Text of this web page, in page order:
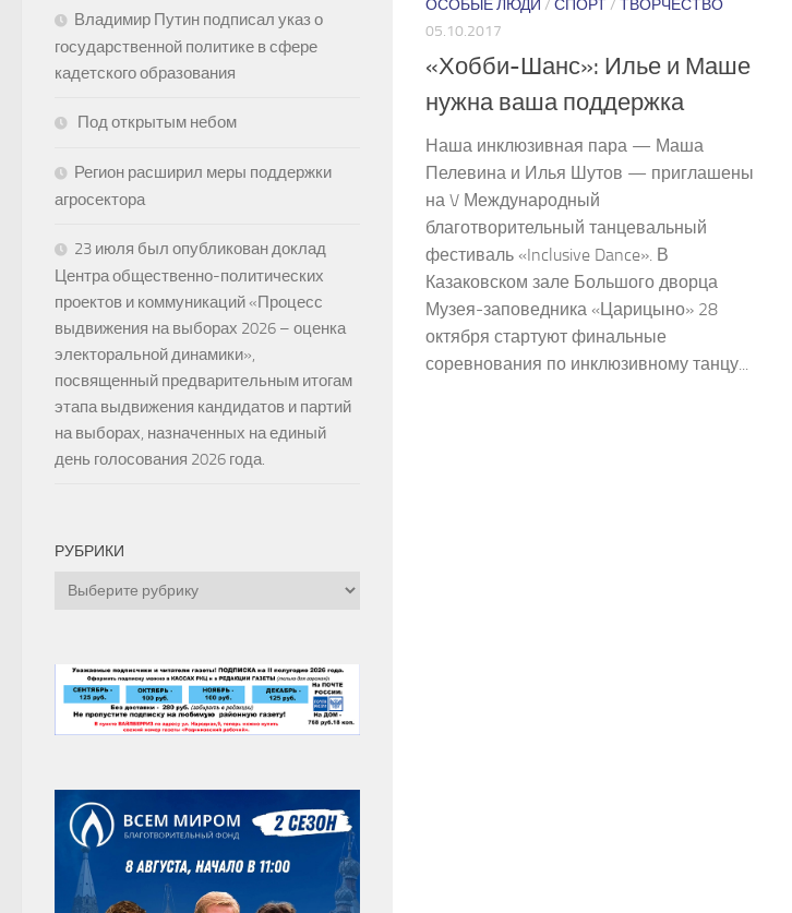
ОСОБЫЕ ЛЮДИ / СПОРТ/ ТВОРЧЕСТВО
05.10.2017
«Хобби-Шанс»: Илье и Маше
нужна ваша поддержка
Наша инклюзивная пара — Маша
Пелевина и Илья Шутов — приглашены
на V Международный
благотворительный танцевальный
фестиваль «Inclusive Dance». В
Казаковском зале Большого дворца
Музея-заповедника «Царицыно» 28
октября стартуют финальные
соревнования по инклюзивному танцу...
Владимир Путин подписал указ о
государственной политике в сфере
кадетского образования
Под открытым небом
Регион расширил меры поддержки
агросектора
23 июля был опубликован доклад
Центра общественно-политических
проектов и коммуникаций «Процесс
выдвижения на выборах 2026 – оценка
электоральной динамики»,
посвященный предварительным итогам
этапа выдвижения кандидатов и партий
на выборах, назначенных на единый
день голосования 2026 года.
РУБРИКИ
Рубрики